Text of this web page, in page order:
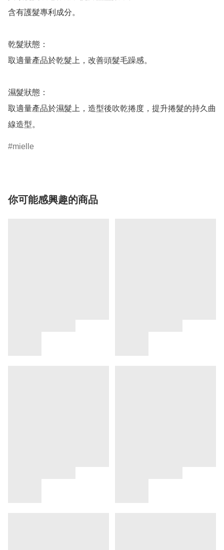
含有護髮專利成分。
乾髮狀態：
取適量產品於乾髮上，改善頭髮毛躁感。
濕髮狀態：
取適量產品於濕髮上，造型後吹乾捲度，提升捲髮的持久曲
mielle
你可能感興趣的商品